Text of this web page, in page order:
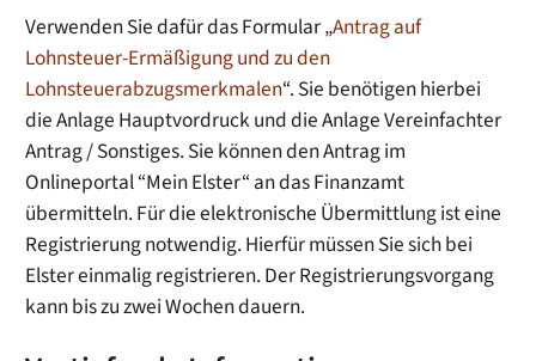
Verwenden Sie dafür das Formular „Antrag auf
Lohnsteuer-Ermäßigung und zu den
Lohnsteuerabzugsmerkmalen“. Sie benötigen hierbei
die Anlage Hauptvordruck und die Anlage Vereinfachter
Antrag / Sonstiges. Sie können den Antrag im
Onlineportal “Mein Elster“ an das Finanzamt
übermitteln. Für die elektronische Übermittlung ist eine
Registrierung notwendig. Hierfür müssen Sie sich bei
Elster einmalig registrieren. Der Registrierungsvorgang
kann bis zu zwei Wochen dauern.